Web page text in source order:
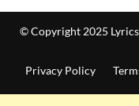
© Copyright 2025
Privacy Policy